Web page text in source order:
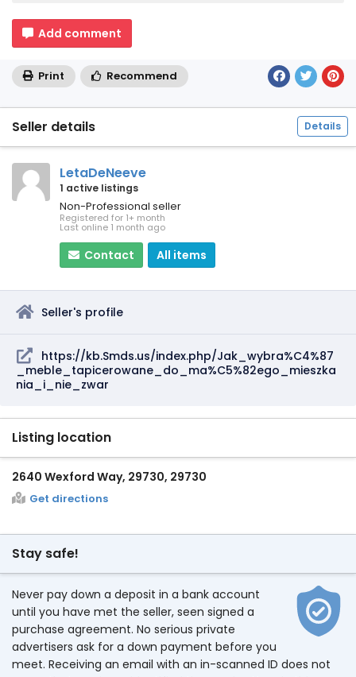
Add comment
Print Recommend
Seller details Details
LetaDeNeeve
1 active listings
Non-Professional seller
Registered for 1+ month
Last online 1 month ago
Contact All items
Seller's profile
https://kb.Smds.us/index.php/Jak_wybra%C4%87
_meble_tapicerowane_do_ma%C5%82ego_mieszka
nia_i_nie_zwar
Listing location
2640 Wexford Way, 29730, 29730
Get directions
Stay safe!
Never pay down a deposit in a bank account
until you have met the seller, seen signed a
purchase agreement. No serious private
advertisers ask for a down payment before you
meet. Receiving an email with an in-scanned ID does not